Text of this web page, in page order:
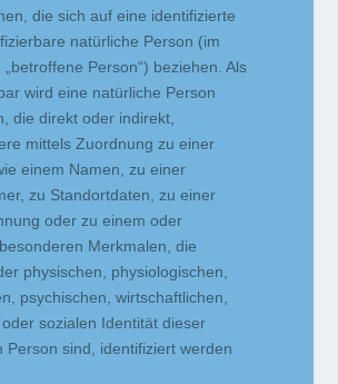
die sich auf eine identifizierte
natürliche Person (im
Person“) beziehen. Als
wird eine natürliche Person
die direkt oder indirekt,
mittels Zuordnung zu einer
einem Namen, zu einer
zu Standortdaten, zu einer
oder zu einem oder
Merkmalen, die
physischen, physiologischen,
psychischen, wirtschaftlichen,
sozialen Identität dieser
Person sind, identifiziert werden